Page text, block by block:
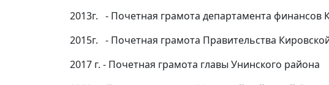
2013г. - Почетная грамота департамента финансов
2015г. - Почетная грамота Правительства
2017 г. - Почетная грамота главы Унинского района